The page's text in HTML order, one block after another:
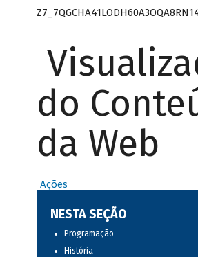
do
da Web
Ações
NESTA SEÇÃO
Programação
História